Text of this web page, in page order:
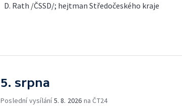
D. Rath /ČSSD/; hejtman Středočeského kraje
5. srpna
Poslední vysílání5. 8. 2026 na ČT24